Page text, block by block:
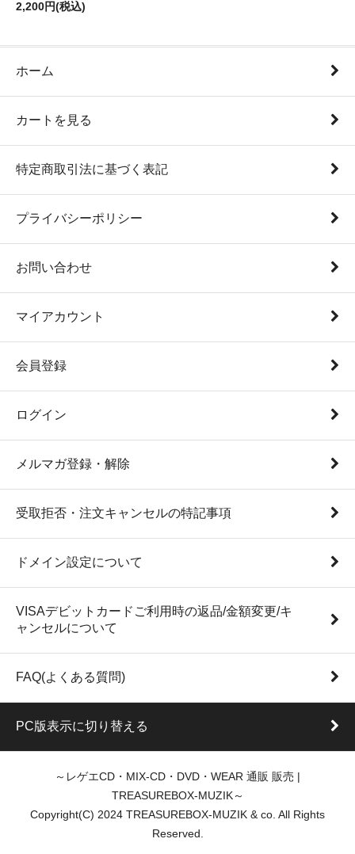
2,200円(税込)
ホーム
カートを見る
特定商取引法に基づく表記
プライバシーポリシー
お問い合わせ
マイアカウント
会員登録
ログイン
メルマガ登録・解除
受取拒否・注文キャンセルの特記事項
ドメイン設定について
VISAデビットカードご利用時の返品/金額変更/キ
ャンセルについて
FAQ(よくある質問)
PC版表示に切り替える
～レゲエCD・MIX-CD・DVD・WEAR 通販 販売 |
TREASUREBOX-MUZIK～
Copyright(C) 2024 TREASUREBOX-MUZIK & co. All Rights
Reserved.